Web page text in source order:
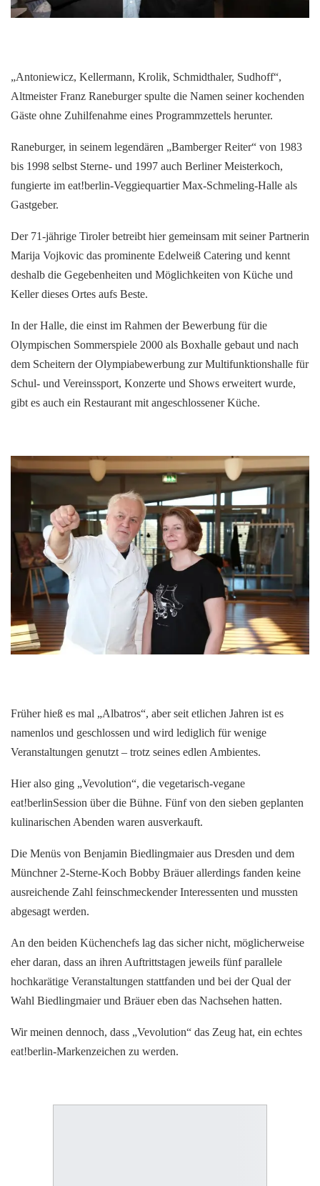
„Antoniewicz, Kellermann, Krolik, Schmidthaler, Sudhoff“,
Altmeister Franz Raneburger spulte die Namen seiner kochenden
Gäste ohne Zuhilfenahme eines Programmzettels herunter.
Raneburger, in seinem legendären „Bamberger Reiter“ von 1983
bis 1998 selbst Sterne- und 1997 auch Berliner Meisterkoch,
fungierte im eat!berlin-Veggiequartier Max-Schmeling-Halle als
Gastgeber.
Der 71-jährige Tiroler betreibt hier gemeinsam mit seiner Partnerin
Marija Vojkovic das prominente Edelweiß Catering und kennt
deshalb die Gegebenheiten und Möglichkeiten von Küche und
Keller dieses Ortes aufs Beste.
In der Halle, die einst im Rahmen der Bewerbung für die
Olympischen Sommerspiele 2000 als Boxhalle gebaut und nach
dem Scheitern der Olympiabewerbung zur Multifunktionshalle für
Schul- und Vereinssport, Konzerte und Shows erweitert wurde,
gibt es auch ein Restaurant mit angeschlossener Küche.
Früher hieß es mal „Albatros“, aber seit etlichen Jahren ist es
namenlos und geschlossen und wird lediglich für wenige
Veranstaltungen genutzt – trotz seines edlen Ambientes.
Hier also ging „Vevolution“, die vegetarisch-vegane
eat!berlinSession über die Bühne. Fünf von den sieben geplanten
kulinarischen Abenden waren ausverkauft.
Die Menüs von Benjamin Biedlingmaier aus Dresden und dem
Münchner 2-Sterne-Koch Bobby Bräuer allerdings fanden keine
ausreichende Zahl feinschmeckender Interessenten und mussten
abgesagt werden.
An den beiden Küchenchefs lag das sicher nicht, möglicherweise
eher daran, dass an ihren Auftrittstagen jeweils fünf parallele
hochkarätige Veranstaltungen stattfanden und bei der Qual der
Wahl Biedlingmaier und Bräuer eben das Nachsehen hatten.
Wir meinen dennoch, dass „Vevolution“ das Zeug hat, ein echtes
eat!berlin-Markenzeichen zu werden.